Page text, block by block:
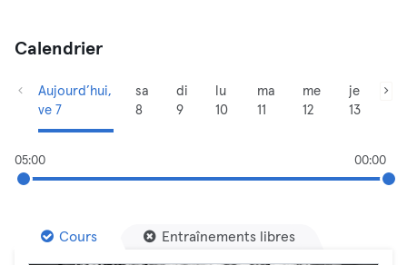
Calendrier
Aujourd’hui,
ve 7
sa
8
di
9
lu
10
ma
11
me
12
je
13
05:00 00:00
Cours Entraînements libres